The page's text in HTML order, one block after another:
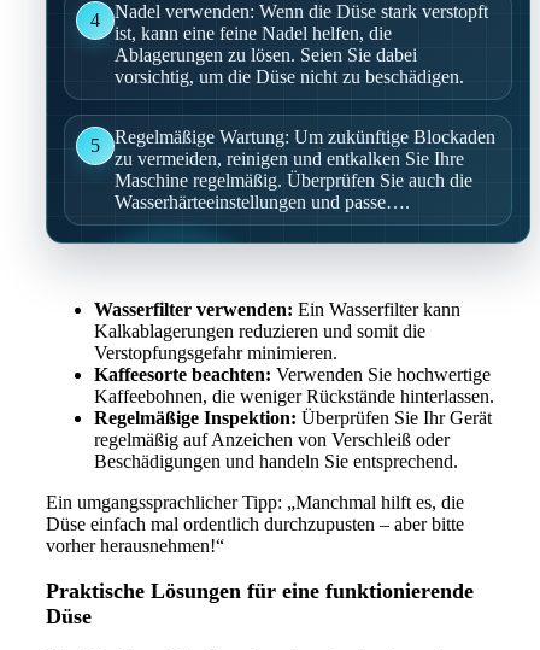
4
Nadel verwenden: Wenn die Düse stark verstopft
ist, kann eine feine Nadel helfen, die
Ablagerungen zu lösen. Seien Sie dabei
vorsichtig, um die Düse nicht zu beschädigen.
5
Regelmäßige Wartung: Um zukünftige Blockaden
zu vermeiden, reinigen und entkalken Sie Ihre
Maschine regelmäßig. Überprüfen Sie auch die
Wasserhärteeinstellungen und passe….
Wasserfilter verwenden: Ein Wasserfilter kann
Kalkablagerungen reduzieren und somit die
Verstopfungsgefahr minimieren.
Kaffeesorte beachten: Verwenden Sie hochwertige
Kaffeebohnen, die weniger Rückstände hinterlassen.
Regelmäßige Inspektion: Überprüfen Sie Ihr Gerät
regelmäßig auf Anzeichen von Verschleiß oder
Beschädigungen und handeln Sie entsprechend.
Ein umgangssprachlicher Tipp: „Manchmal hilft es, die
Düse einfach mal ordentlich durchzupusten – aber bitte
vorher herausnehmen!“
Praktische Lösungen für eine funktionierende
Düse